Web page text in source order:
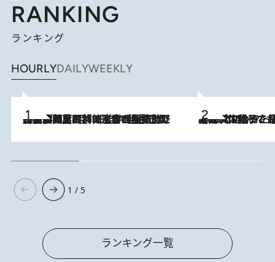
RANKING
ランキング
HOURLYDAILYWEEKLY
2026.8.8
「最後に見られてよかった」上野動物園の東園パンダ舎が解体前に特別公開。8月16日まで延長されたパネル展と共に辿る“半世紀”のパンダ飼育《解体工事の図面あり》 2026.8.5
【阿川佐和子さんの年とる力】なぜ70代で始めた趣味は“こんなに楽しい”のか？ ピアノ、俳句…スランプに陥っても続けられる“ある秘訣”とは
1 / 5
ランキング一覧